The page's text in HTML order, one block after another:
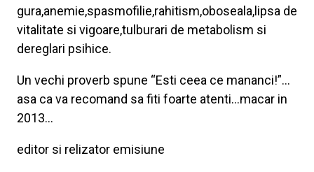
gura,anemie,spasmofilie,rahitism,oboseala,lipsa de
vitalitate si vigoare,tulburari de metabolism si
dereglari psihice.
Un vechi proverb spune “Esti ceea ce mananci!”…
asa ca va recomand sa fiti foarte atenti…macar in
2013…
editor si relizator emisiune